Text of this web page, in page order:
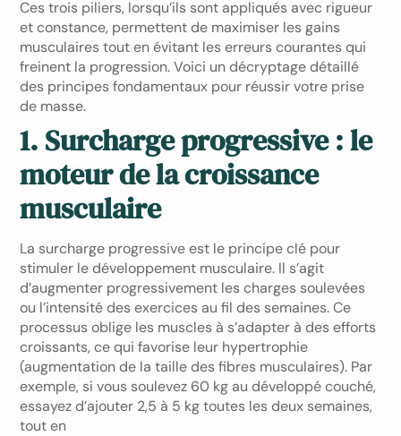
Ces trois piliers, lorsqu’ils sont appliqués avec rigueur
et constance, permettent de maximiser les gains
musculaires tout en évitant les erreurs courantes qui
freinent la progression. Voici un décryptage détaillé
des principes fondamentaux pour réussir votre prise
de masse.
1. Surcharge progressive : le
moteur de la croissance
musculaire
La surcharge progressive est le principe clé pour
stimuler le développement musculaire. Il s’agit
d’augmenter progressivement les charges soulevées
ou l’intensité des exercices au fil des semaines. Ce
processus oblige les muscles à s’adapter à des efforts
croissants, ce qui favorise leur hypertrophie
(augmentation de la taille des fibres musculaires). Par
exemple, si vous soulevez 60 kg au développé couché,
essayez d’ajouter 2,5 à 5 kg toutes les deux semaines,
tout en